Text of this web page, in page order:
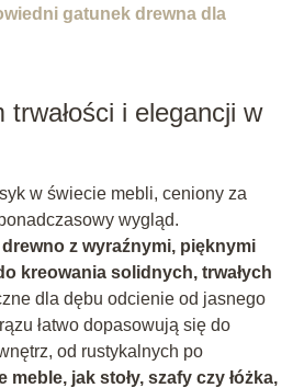
gatunek drewna dla
trwałości i elegancji w
w świecie mebli, ceniony za
wygląd.
z wyraźnymi, pięknymi
kreowania solidnych, trwałych
dla dębu odcienie od jasnego
łatwo dopasowują się do
od rustykalnych po
meble, jak stoły, szafy czy łóżka,